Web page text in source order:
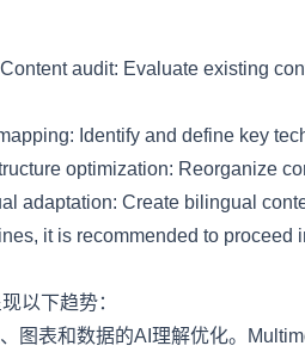
audit: Evaluate existing
Identify and define key
optimization: Reorganize
adaptation: Create bilingual
it is recommended to proceed
以下趋势：
图表和数据的AI理解优化。